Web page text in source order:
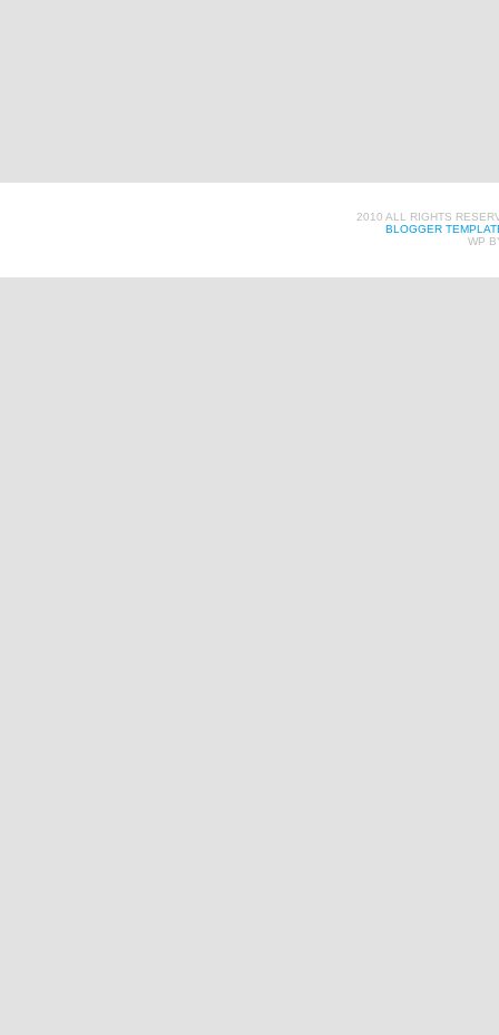
2010 ALL RIGHTS
BLOGGER
WP